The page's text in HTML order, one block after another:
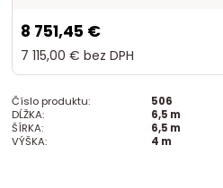
8 751,45 €
7 115,00 € bez DPH
Číslo produktu:
506
DĹŽKA:
6,5 m
ŠÍRKA:
6,5 m
VÝŠKA:
4 m